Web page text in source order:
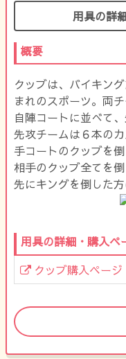
用具の詳
概要
クッブは、バイキン
まれのスポーツ。両
自陣コートに並べて
先攻チームは６本の
手コートのクッブを倒
相手のクッブ全てを
先にキングを倒した方
用具の詳細・購入ペ
クッブ購入ページ